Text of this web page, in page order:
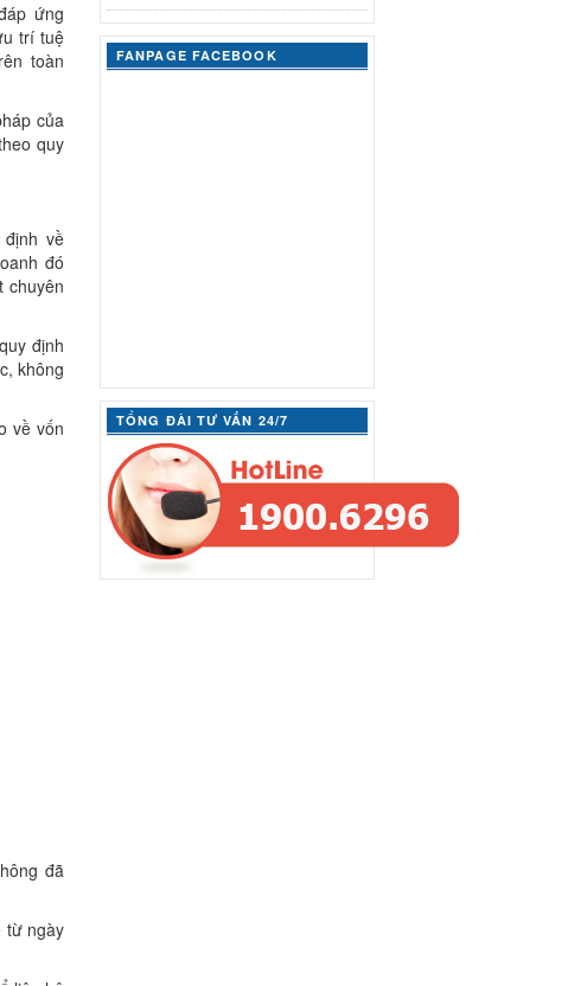
ứng
trí tuệ
toàn
của
quy
về
đó
chuyên
định
không
về vốn
đã
từ ngày
FANPAGE FACEBOOK
TỔNG ĐÀI TƯ VẤN 24/7